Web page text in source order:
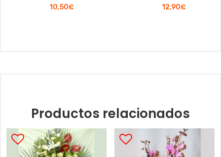
10,50€ 12,90€
Productos relacionados